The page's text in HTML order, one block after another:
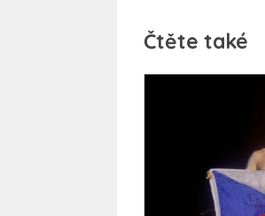
Čtěte také